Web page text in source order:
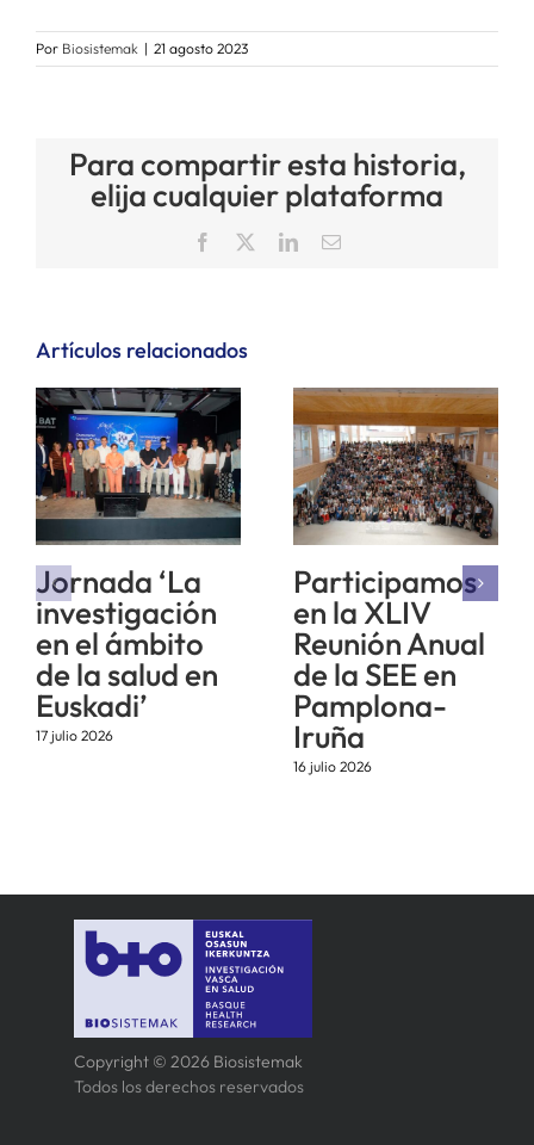
Por Biosistemak | 21 agosto 2023
Para compartir esta historia,
elija cualquier plataforma
Facebook LinkedInCorreo
Artículos relacionados
Jornada ‘La
investigación
en el ámbito
de la salud en
Euskadi’
17 julio 2026
Participamos
en la XLIV
Reunión Anual
de la SEE en
Pamplona-
Iruña
16 julio 2026
Copyright © 2026 Biosistemak
Todos los derechos reservados